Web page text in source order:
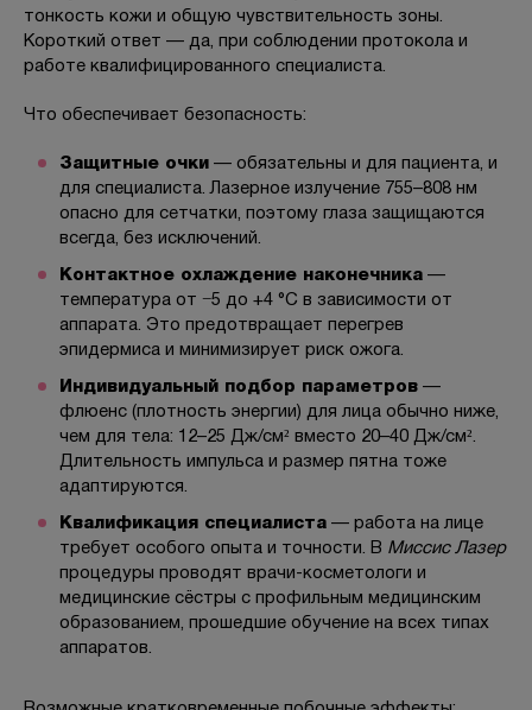
тонкость кожи и общую чувствительность зоны.
Короткий ответ — да, при соблюдении протокола и
работе квалифицированного специалиста.
Что обеспечивает безопасность:
Защитные очки — обязательны и для пациента, и
для специалиста. Лазерное излучение 755–808 нм
опасно для сетчатки, поэтому глаза защищаются
всегда, без исключений.
Контактное охлаждение наконечника —
температура от −5 до +4 °C в зависимости от
аппарата. Это предотвращает перегрев
эпидермиса и минимизирует риск ожога.
Индивидуальный подбор параметров —
флюенс (плотность энергии) для лица обычно ниже,
чем для тела: 12–25 Дж/см² вместо 20–40 Дж/см².
Длительность импульса и размер пятна тоже
адаптируются.
Квалификация специалиста — работа на лице
требует особого опыта и точности. В Миссис Лазер
процедуры проводят врачи-косметологи и
медицинские сёстры с профильным медицинским
образованием, прошедшие обучение на всех типах
аппаратов.